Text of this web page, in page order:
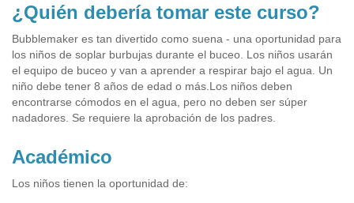
¿Quién debería tomar este curso?
Bubblemaker es tan divertido como suena - una oportunidad para
los niños de soplar burbujas durante el buceo. Los niños usarán
el equipo de buceo y van a aprender a respirar bajo el agua. Un
niño debe tener 8 años de edad o más.Los niños deben
encontrarse cómodos en el agua, pero no deben ser súper
nadadores. Se requiere la aprobación de los padres.
Académico
Los niños tienen la oportunidad de: